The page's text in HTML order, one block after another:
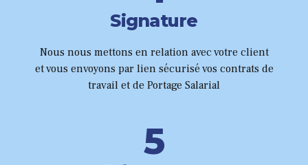
8
9
0
5
6
7
8
Signature
Nous nous mettons en relation avec votre client
et vous envoyons par lien sécurisé vos contrats de
travail et de Portage Salarial
2
3
5